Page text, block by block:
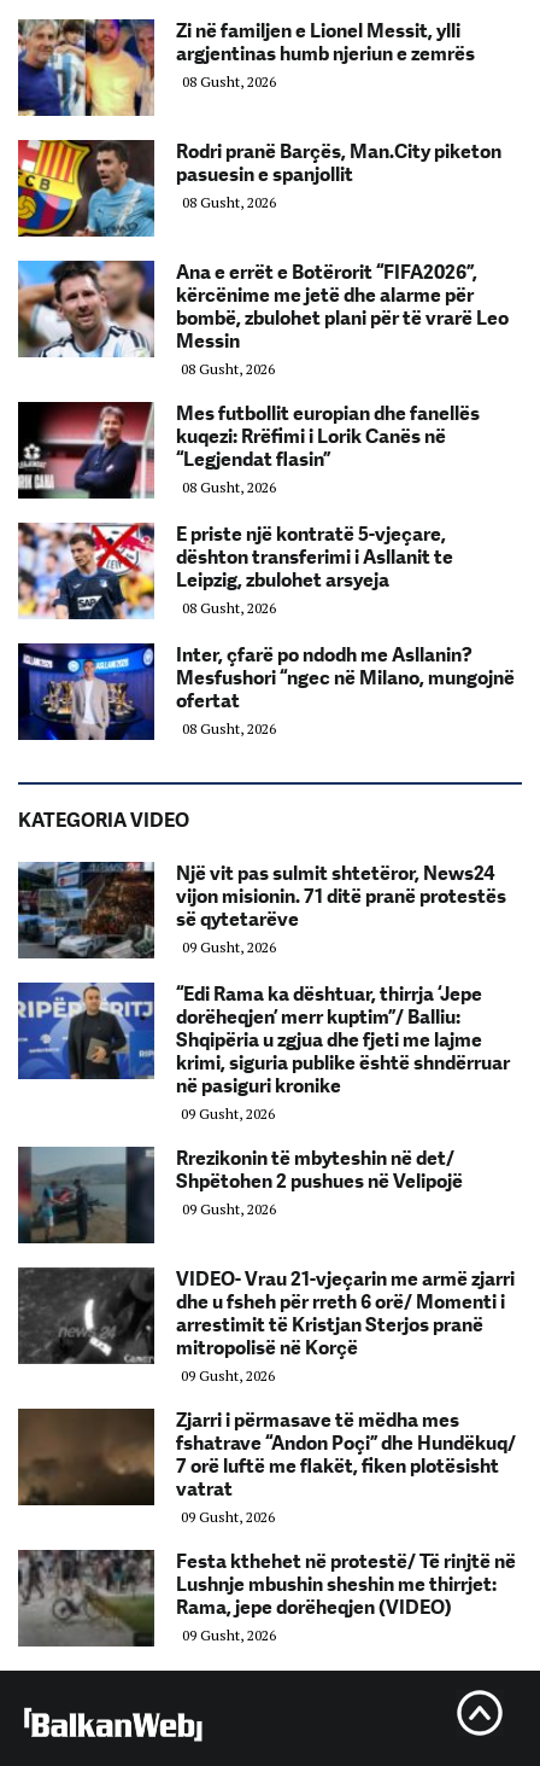
Zi në familjen e Lionel Messit, ylli
argjentinas humb njeriun e zemrës
08 Gusht, 2026
Rodri pranë Barçës, Man.City piketon
pasuesin e spanjollit
08 Gusht, 2026
Ana e errët e Botërorit “FIFA2026”,
kërcënime me jetë dhe alarme për
bombë, zbulohet plani për të vrarë Leo
Messin
08 Gusht, 2026
Mes futbollit europian dhe fanellës
kuqezi: Rrëfimi i Lorik Canës në
“Legjendat flasin”
08 Gusht, 2026
E priste një kontratë 5-vjeçare,
dështon transferimi i Asllanit te
Leipzig, zbulohet arsyeja
08 Gusht, 2026
Inter, çfarë po ndodh me Asllanin?
Mesfushori “ngec në Milano, mungojnë
ofertat
08 Gusht, 2026
KATEGORIA VIDEO
Një vit pas sulmit shtetëror, News24
vijon misionin. 71 ditë pranë protestës
së qytetarëve
09 Gusht, 2026
“Edi Rama ka dështuar, thirrja ‘Jepe
dorëheqjen’ merr kuptim”/ Balliu:
Shqipëria u zgjua dhe fjeti me lajme
krimi, siguria publike është shndërruar
në pasiguri kronike
09 Gusht, 2026
Rrezikonin të mbyteshin në det/
Shpëtohen 2 pushues në Velipojë
09 Gusht, 2026
VIDEO- Vrau 21-vjeçarin me armë zjarri
dhe u fsheh për rreth 6 orë/ Momenti i
arrestimit të Kristjan Sterjos pranë
mitropolisë në Korçë
09 Gusht, 2026
Zjarri i përmasave të mëdha mes
fshatrave “Andon Poçi” dhe Hundëkuq/
7 orë luftë me flakët, fiken plotësisht
vatrat
09 Gusht, 2026
Festa kthehet në protestë/ Të rinjtë në
Lushnje mbushin sheshin me thirrjet:
Rama, jepe dorëheqjen (VIDEO)
09 Gusht, 2026